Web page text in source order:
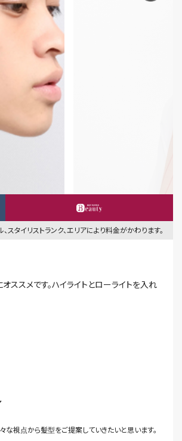
スタイリストランク、エリアにより料金がかわります。
視点から髪型をご提案していきたいと思います。
ススメです。ハイライトとローライトを入れ